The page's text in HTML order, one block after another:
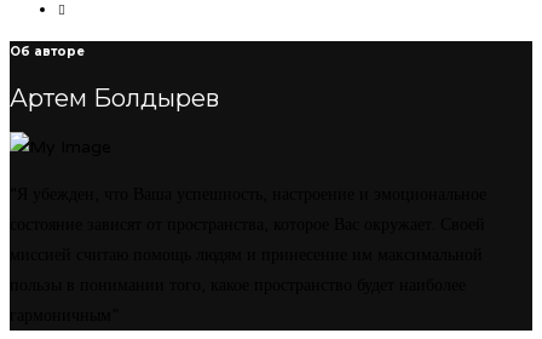
Об авторе
Артем Болдырев